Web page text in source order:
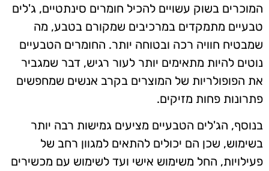
המוכרים בשוק עשויים להכיל חומרים סינתטיים, ג'לים
טבעיים מתמקדים במרכיבים שמקורם בטבע, מה
שמבטיח חוויה רכה ובטוחה יותר. החומרים הטבעיים
נוטים להיות מתאימים יותר לעור רגיש, דבר שמגביר
את הפופולריות של המוצרים בקרב אנשים שמחפשים
פתרונות פחות מזיקים.
בנוסף, הג'לים הטבעיים מציעים גמישות רבה יותר
בשימוש, שכן הם יכולים להתאים למגוון רחב של
פעילויות, החל משימוש אישי ועד לשימוש עם מכשירים